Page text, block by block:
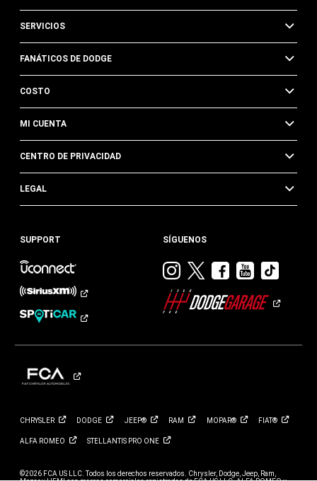
SERVICIOS
FANÁTICOS DE DODGE
COSTO
MI CUENTA
CENTRO DE PRIVACIDAD
LEGAL
SUPPORT SÍGUENOS
Visitar
Dodge
en
Visitar
en
Visitar
en
Visitar
en en
CHRYSLER DODGE JEEP® RAM MOPAR® FIAT®
ALFA ROMEO STELLANTIS PRO ONE
©2026 FCA US LLC. Todos los derechos reservados. Chrysler, Dodge, Jeep, Ram,